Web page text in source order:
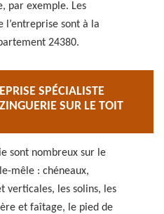
par exemple. Les
l’entreprise sont à la
24380.
SPÉCIALISTE
SUR LE TOIT
sont nombreux sur le
mêle : chéneaux,
verticales, les solins, les
et faîtage, le pied de